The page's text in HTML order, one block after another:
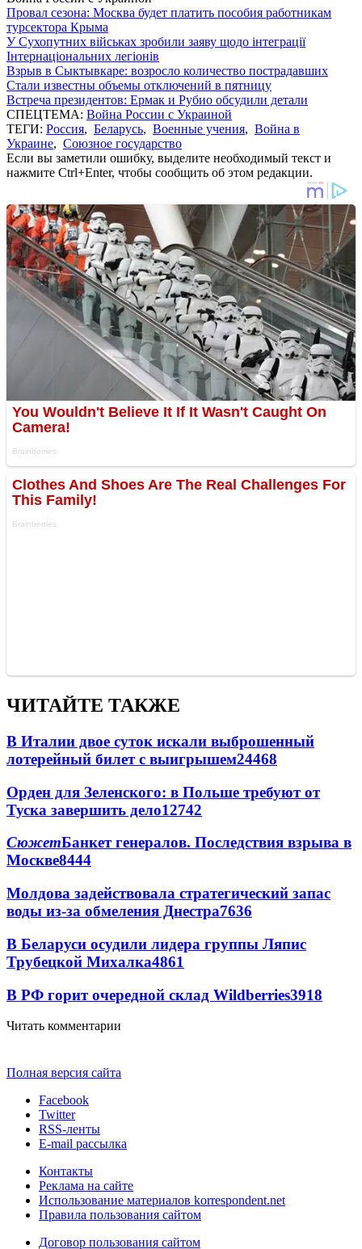
Провал сезона: Москва будет платить пособия работникам
турсектора Крыма
У Сухопутних військах зробили заяву щодо інтеграції
Інтернаціональних легіонів
Взрыв в Сыктывкаре: возросло количество пострадавших
Стали известны объемы отключений в пятницу
Встреча президентов: Ермак и Рубио обсудили детали
СПЕЦТЕМА: Война России с Украиной
ТЕГИ: Россия, Беларусь, Военные учения, Война в
Украине, Союзное государство
Если вы заметили ошибку, выделите необходимый текст и
нажмите Ctrl+Enter, чтобы сообщить об этом редакции.
ЧИТАЙТЕ ТАКЖЕ
В Италии двое суток искали выброшенный
лотерейный билет с выигрышем24468
Орден для Зеленского: в Польше требуют от
Туска завершить дело12742
СюжетБанкет генералов. Последствия взрыва в
Москве8444
Молдова задействовала стратегический запас
воды из-за обмеления Днестра7636
В Беларуси осудили лидера группы Ляпис
Трубецкой Михалка4861
В РФ горит очередной склад Wildberries3918
Читать комментарии
Полная версия сайта
Facebook
Twitter
RSS-ленты
E-mail рассылка
Контакты
Реклама на сайте
Использование материалов korrespondent.net
Правила пользования сайтом
Договор пользования сайтом